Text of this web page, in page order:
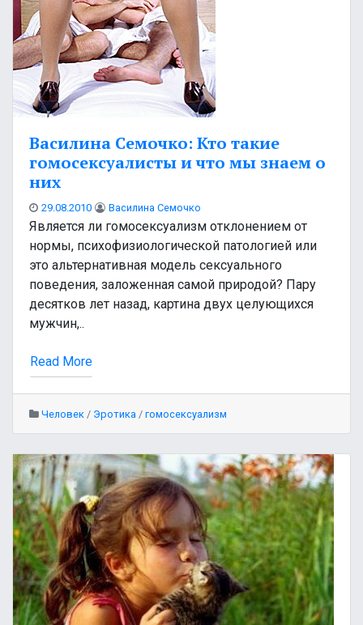
Василина Семочко: Кто такие
гомосексуалисты и что мы знаем о
них
29.08.2010 Василина Семочко
Является ли гомосексуализм отклонением от
нормы, психофизиологической патологией или
это альтернативная модель сексуального
поведения, заложенная самой природой? Пару
десятков лет назад, картина двух целующихся
мужчин,..
Read More
Человек / Эротика / гомосексуализм